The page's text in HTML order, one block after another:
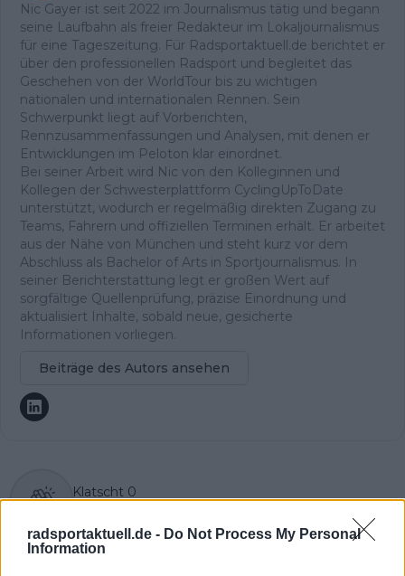
radsportaktuell.de - Do Not Process My Personal
Information
Nic Gayer ist seit 2022 im Journalismus tätig und begann
seine Laufbahn als freier Redakteur im Lokaljournalismus
für eine Tageszeitung. Für Radsportaktuell.de berichtet er
über den professionellen Radsport und begleitet das
Geschehen von der WorldTour bis zu wichtigen
nationalen und internationalen Rennen. Sein
Schwerpunkt liegt auf Vorberichten,
Rennzusammenfassungen und Analysen, mit denen er
Entwicklungen im Peloton klar einordnet.
Bei seiner Arbeit wird Nic von den Kolleginnen und
Kollegen der Schwesterplattform CyclingUpToDate
unterstützt, wodurch er regelmäßig direkten Zugang zu
Teams, Fahrern und offiziellen Terminen erhält. Er arbeitet
aus der Nähe von München und steht kurz vor dem
Abschluss als Bachelor of Arts in Sportjournalismus. In
seiner Berichterstattung legt er großen Wert auf
sorgfältige Quellenprüfung, präzise Einordnung und
aktualisiert Inhalte, sobald neue, gesicherte
Informationen vorliegen.
Beiträge des Autors ansehen
Klatscht 0
Vorheriger Artikel